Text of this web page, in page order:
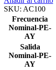
SKU: AC100
Frecuencia
Nominal-PE-
AY
Salida
Nominal-PE-
AY